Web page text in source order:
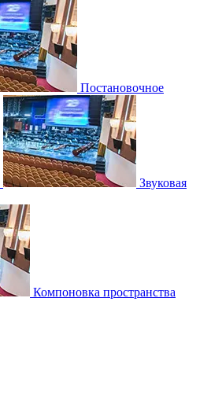
Постановочное
Звуковая
Компоновка пространства